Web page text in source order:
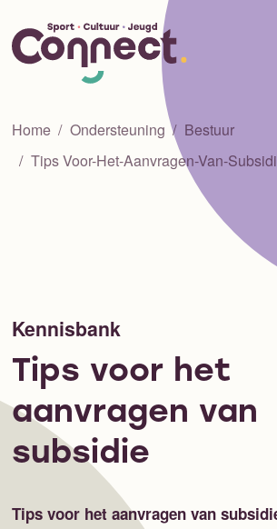
Ga naar
Home Ondersteuning
Bestuur
Tips Voor-Het-Aanvragen-Van-
Kennisbank
Tips voor het
aanvragen van
subsidie
Tips voor het aanvragen van